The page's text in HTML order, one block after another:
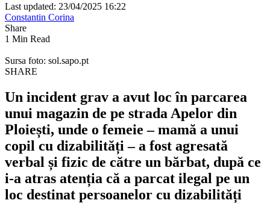
Last updated: 23/04/2025 16:22
Constantin Corina
Share
1 Min Read
Sursa foto: sol.sapo.pt
SHARE
Un incident grav a avut loc în parcarea
unui magazin de pe strada Apelor din
Ploiești, unde o femeie – mamă a unui
copil cu dizabilități – a fost agresată
verbal și fizic de către un bărbat, după ce
i-a atras atenția că a parcat ilegal pe un
loc destinat persoanelor cu dizabilități